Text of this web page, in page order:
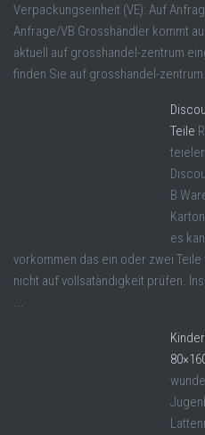
Verpackungseinheit (VE): Auf
Anfrage/VB Grosshändler kommt
aktuell auf grosshandel-zentrum
finden Sie auf grosshandel-
Teile
B
es
vorkommen das ein oder zwei
nicht auf vollsatändigkeit prüfen.
...